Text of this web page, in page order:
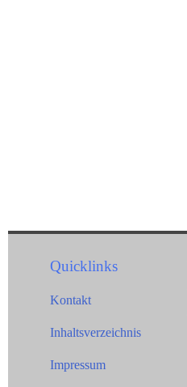
Quicklinks
Kontakt
Inhaltsverzeichnis
Impressum